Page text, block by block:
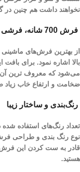
نخواهند داشت هم چنین
فرش 700 شانه، فرشی با دوام، با کیفیت و ظاهری زیبا
بالا اشاره نمود. برای
ضخامت و ارتفاع خاب زیاد
رنگ‌بندی و ساختار زیبا
نوع رنگ بندی و طراحی
قادر به ست کردن این فرش
هستید.